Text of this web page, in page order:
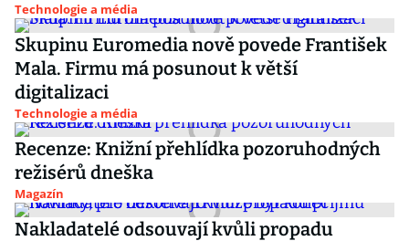
Technologie a média
Skupinu Euromedia nově povede František
Mala. Firmu má posunout k větší
digitalizaci
Technologie a média
Recenze: Knižní přehlídka pozoruhodných
režisérů dneška
Magazín
Nakladatelé odsouvají kvůli propadu